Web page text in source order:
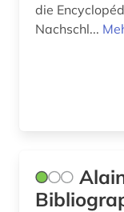
die
Nachschl...